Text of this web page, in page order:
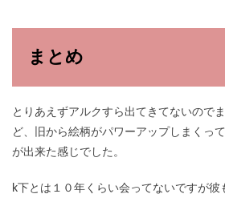
まとめ
とりあえずアルクすら出てきてないので
ど、旧から絵柄がパワーアップしまくっ
が出来た感じでした。
k下とは１０年くらい会ってないですが